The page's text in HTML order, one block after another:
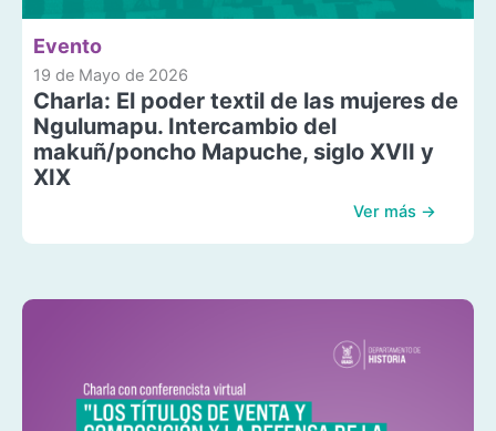
Evento
19 de Mayo de 2026
Charla: El poder textil de las mujeres de
Ngulumapu. Intercambio del
makuñ/poncho Mapuche, siglo XVII y
XIX
Ver más →